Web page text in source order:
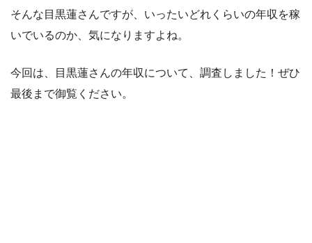
そんな目黒蓮さんですが、いったいどれくらいの年収を稼
いでいるのか、気になりますよね。
今回は、目黒蓮さんの年収について、調査しました！ぜひ
最後まで御覧ください。